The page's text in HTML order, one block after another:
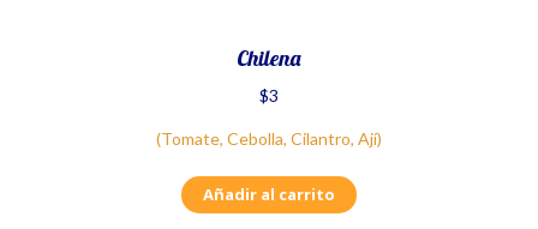
Chilena
$3
(Tomate, Cebolla, Cilantro, Ají)
Añadir al carrito